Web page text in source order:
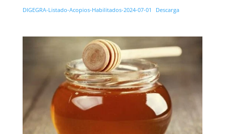
DIGEGRA-Listado-Acopios-Habilitados-2024-07-01 Descarga